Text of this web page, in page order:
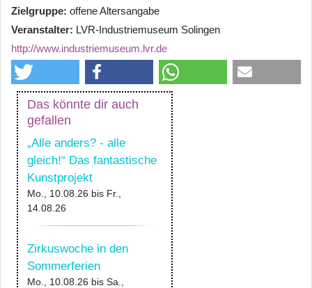
Zielgruppe offene Altersangabe
Veranstalter LVR-Industriemuseum Solingen
http://www.industriemuseum.lvr.de
Das könnte dir auch
gefallen
„Alle anders? - alle
gleich!“ Das fantastische
Kunstprojekt
Mo., 10.08.26 bis Fr.,
14.08.26
Zirkuswoche in den
Sommerferien
Mo., 10.08.26 bis Sa.,